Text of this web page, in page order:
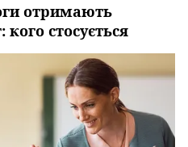
отримають
стосується